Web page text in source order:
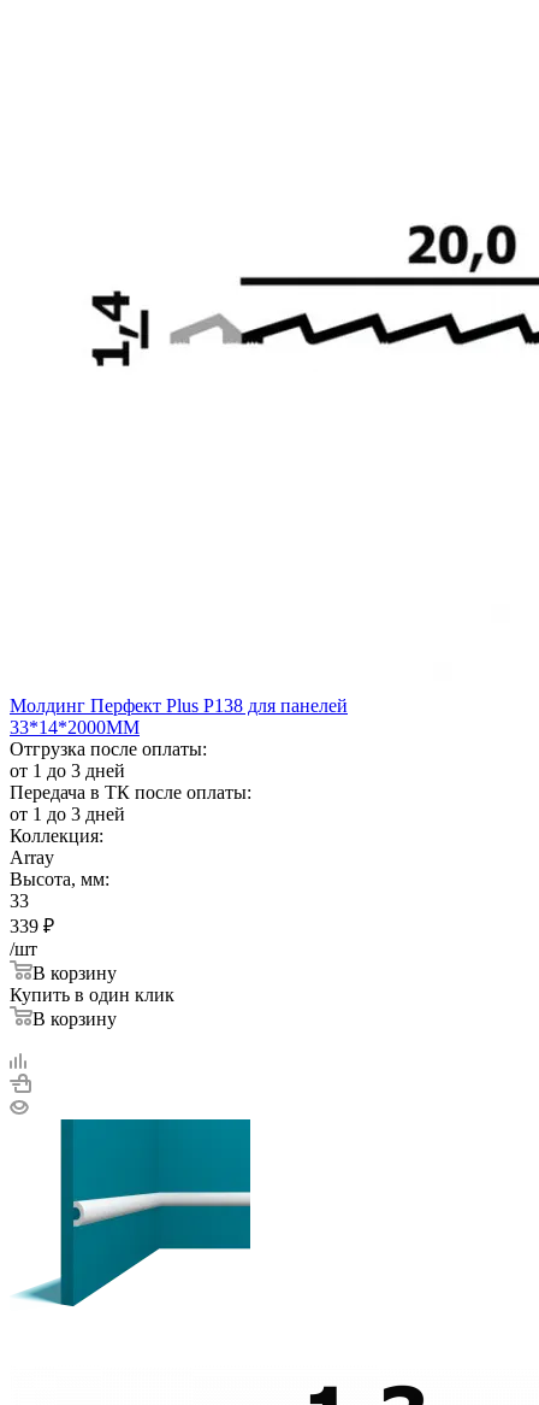
Молдинг Перфект Plus Р138 для панелей
33*14*2000ММ
Отгрузка после оплаты:
от 1 до 3 дней
Передача в ТК после оплаты:
от 1 до 3 дней
Коллекция:
Array
Высота, мм:
33
339 ₽
/шт
В корзину
Купить в один клик
В корзину